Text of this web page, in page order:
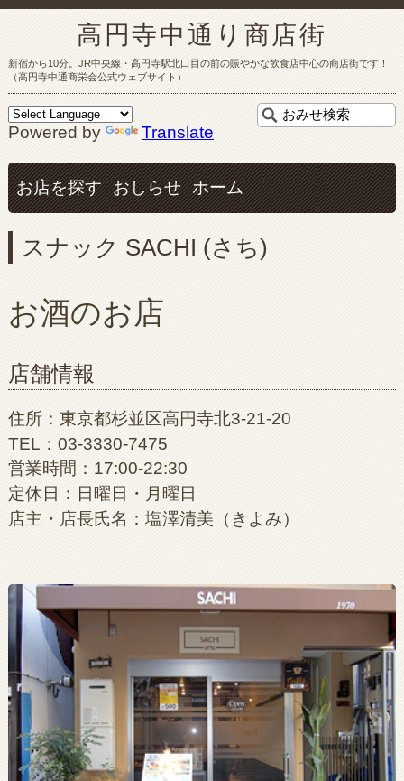
高円寺中通り商店街
新宿から10分。JR中央線・高円寺駅北口目の前の賑やかな飲食店中心の商店街です！
（高円寺中通商栄会公式ウェブサイト）
Powered by Translate
お店を探す おしらせ ホーム
スナック SACHI (さち)
お酒のお店
店舗情報
住所：東京都杉並区高円寺北3-21-20
TEL：03-3330-7475
営業時間：17:00-22:30
定休日：日曜日・月曜日
店主・店長氏名：塩澤清美（きよみ）